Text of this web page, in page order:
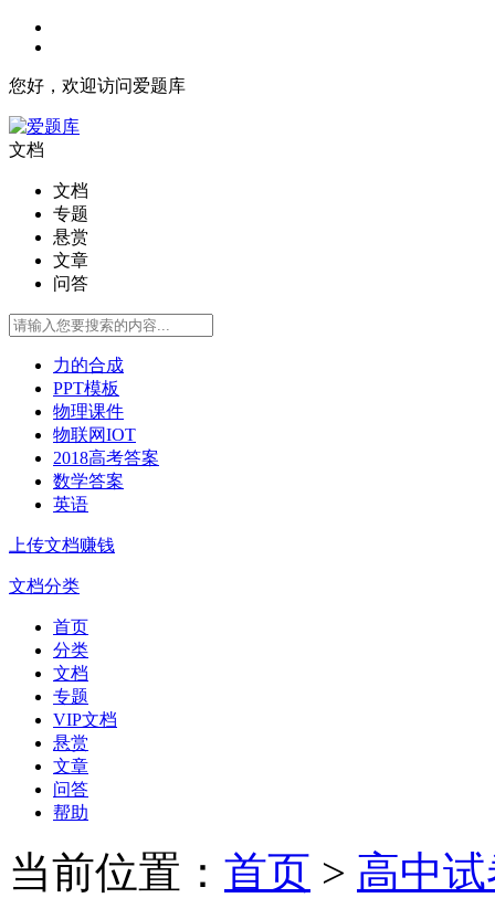
您好，欢迎访问爱题库
文档
文档
专题
悬赏
文章
问答
力的合成
PPT模板
物理课件
物联网IOT
2018高考答案
数学答案
英语
上传文档赚钱
文档分类
首页
分类
文档
专题
VIP文档
悬赏
文章
问答
帮助
当前位置： 首页 > 高中